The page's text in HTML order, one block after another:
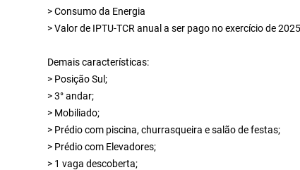
> Consumo da Energia
> Valor de IPTU-TCR anual a ser pago no exercício de
Demais características:
> Posição Sul;
> 3° andar;
> Mobiliado;
> Prédio com piscina, churrasqueira e salão de festas;
> Prédio com Elevadores;
> 1 vaga descoberta;